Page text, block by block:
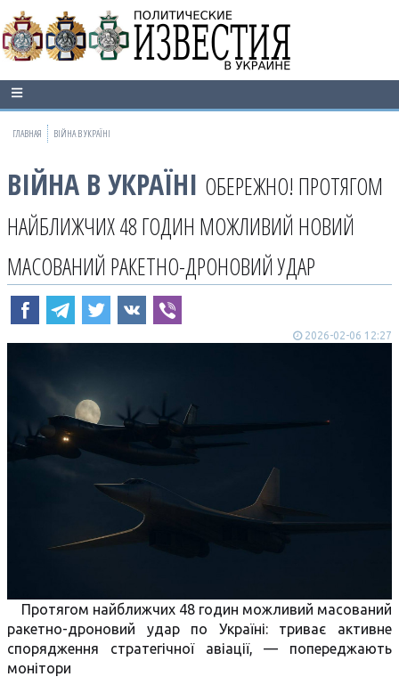
ГЛАВНАЯ ВІЙНА В УКРАЇНІ
ВІЙНА В УКРАЇНІ ОБЕРЕЖНО! ПРОТЯГОМ
НАЙБЛИЖЧИХ 48 ГОДИН МОЖЛИВИЙ НОВИЙ
МАСОВАНИЙ РАКЕТНО-ДРОНОВИЙ УДАР
2026-02-06 12:27
Протягом найближчих 48 годин можливий масований
ракетно-дроновий удар по Україні: триває активне
спорядження стратегічної авіації, — попереджають
монітори